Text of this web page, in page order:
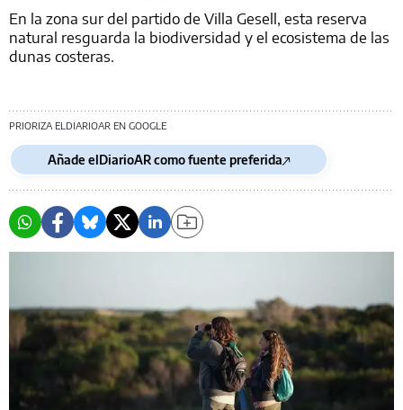
En la zona sur del partido de Villa Gesell, esta reserva
natural resguarda la biodiversidad y el ecosistema de las
dunas costeras.
PRIORIZA ELDIARIOAR EN GOOGLE
Añade elDiarioAR como fuente preferida